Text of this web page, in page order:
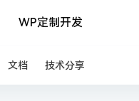
WP定制开发
文档 技术分享